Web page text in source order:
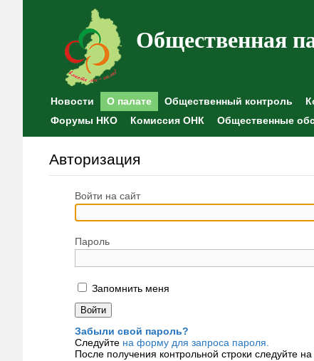
Общественная
Новости О палате Общественный контроль
Форумы НКО
Комиссия ОНК Общественные
Авторизация
Войти на сайт
Пароль
Запомнить меня
Забыли свой пароль?
Следуйте на форму для запроса пароля.
После получения контрольной строки следуйте на